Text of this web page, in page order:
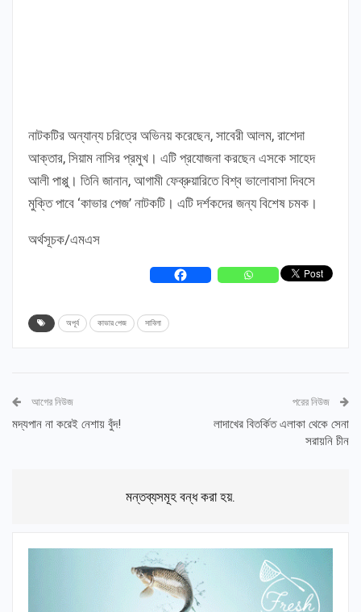
নাটকটির অন্যান্য চরিত্রে অভিনয় করেছেন, সাবেরী আলম, রাশেদা
আক্তার, সিয়াম নাসির প্রমুখ। এটি প্রযোজনা করছেন এসকে সাহেদ
আলী পাপ্পু। তিনি জানান, আগামী ফেব্রুয়ারিতে বিশ্ব ভালোবাসা দিবসে
মুক্তি পাবে ‘কাভার পেজ’ নাটকটি। এটি দর্শকদের জন্য বিশেষ চমক।
অর্থসূচক/এমএস
অপূর্ব কাভার পেজ সাবিলা
আগের নিউজ
মদ্যপান না করেই নেশায় বুঁদ!
পরের নিউজ
লাদাখের বিতর্কিত এলাকা থেকে সেনা
সরায়নি চীন
মন্তব্যসমূহ বন্ধ করা হয়.